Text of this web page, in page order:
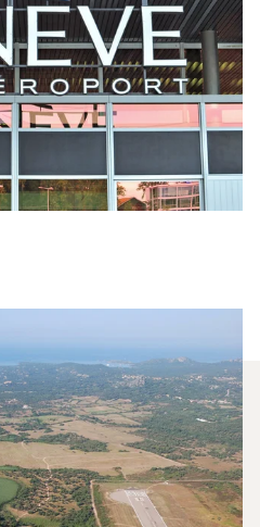
Repülőgépet
Genf És Figari